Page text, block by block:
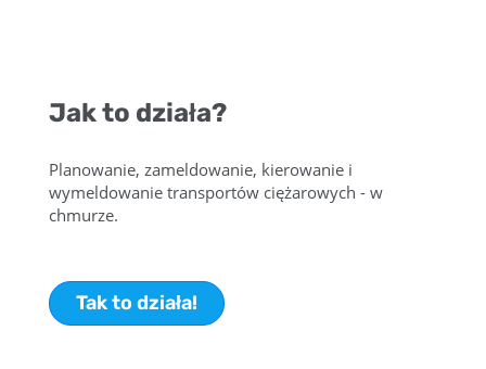
Jak to działa?
Planowanie, zameldowanie, kierowanie i
wymeldowanie transportów ciężarowych - w
chmurze.
Tak to działa!